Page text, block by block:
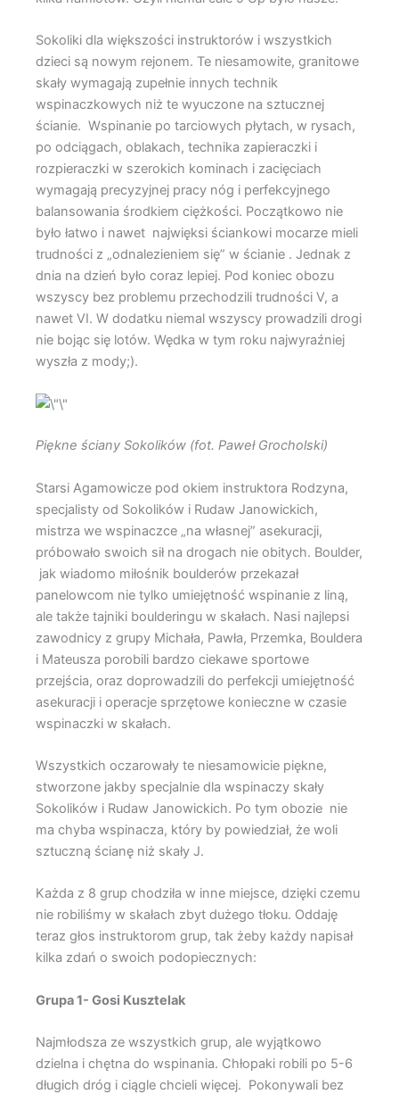
Sokoliki dla większości instruktorów i wszystkich
dzieci są nowym rejonem. Te niesamowite, granitowe
skały wymagają zupełnie innych technik
wspinaczkowych niż te wyuczone na sztucznej
ścianie. Wspinanie po tarciowych płytach, w rysach,
po odciągach, oblakach, technika zapieraczki i
rozpieraczki w szerokich kominach i zacięciach
wymagają precyzyjnej pracy nóg i perfekcyjnego
balansowania środkiem ciężkości. Początkowo nie
było łatwo i nawet najwięksi ściankowi mocarze mieli
trudności z „odnalezieniem się” w ścianie . Jednak z
dnia na dzień było coraz lepiej. Pod koniec obozu
wszyscy bez problemu przechodzili trudności V, a
nawet VI. W dodatku niemal wszyscy prowadzili drogi
nie bojąc się lotów. Wędka w tym roku najwyraźniej
wyszła z mody;).
Piękne ściany Sokolików (fot. Paweł Grocholski)
Starsi Agamowicze pod okiem instruktora Rodzyna,
specjalisty od Sokolików i Rudaw Janowickich,
mistrza we wspinaczce „na własnej” asekuracji,
próbowało swoich sił na drogach nie obitych. Boulder,
jak wiadomo miłośnik boulderów przekazał
panelowcom nie tylko umiejętność wspinanie z liną,
ale także tajniki boulderingu w skałach. Nasi najlepsi
zawodnicy z grupy Michała, Pawła, Przemka, Bouldera
i Mateusza porobili bardzo ciekawe sportowe
przejścia, oraz doprowadzili do perfekcji umiejętność
asekuracji i operacje sprzętowe konieczne w czasie
wspinaczki w skałach.
Wszystkich oczarowały te niesamowicie piękne,
stworzone jakby specjalnie dla wspinaczy skały
Sokolików i Rudaw Janowickich. Po tym obozie nie
ma chyba wspinacza, który by powiedział, że woli
sztuczną ścianę niż skały J.
Każda z 8 grup chodziła w inne miejsce, dzięki czemu
nie robiliśmy w skałach zbyt dużego tłoku. Oddaję
teraz głos instruktorom grup, tak żeby każdy napisał
kilka zdań o swoich podopiecznych:
Grupa 1- Gosi Kusztelak
Najmłodsza ze wszystkich grup, ale wyjątkowo
dzielna i chętna do wspinania. Chłopaki robili po 5-6
długich dróg i ciągle chcieli więcej. Pokonywali bez